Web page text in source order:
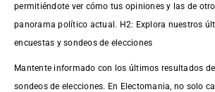
permitiéndote ver cómo tus opiniones y las de
panorama político actual. H2: Explora nuestros
encuestas y sondeos de elecciones
Mantente informado con los últimos resultados
sondeos de elecciones. En Electomania, no solo